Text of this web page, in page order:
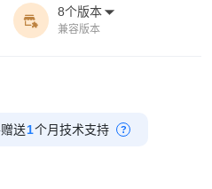

8个版本 
兼容版本
送1个月技术支持 ?